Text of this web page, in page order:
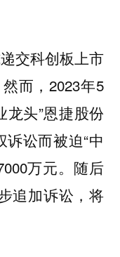
交科创板上市
而，2023年5
龙头”恩捷股份
诉讼而被迫“中
万元。随后
追加诉讼，将